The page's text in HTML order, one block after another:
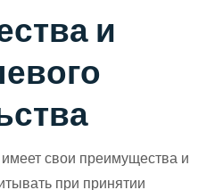
и
свои преимущества и
при принятии